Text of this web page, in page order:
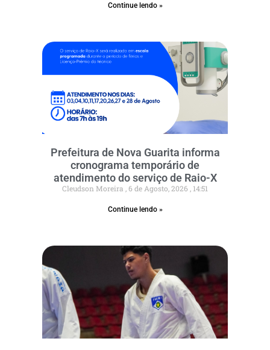
Continue lendo »
Prefeitura de Nova Guarita informa
cronograma temporário de
atendimento do serviço de Raio-X
Cleudson Moreira 6 de Agosto, 2026 14:51
Continue lendo »